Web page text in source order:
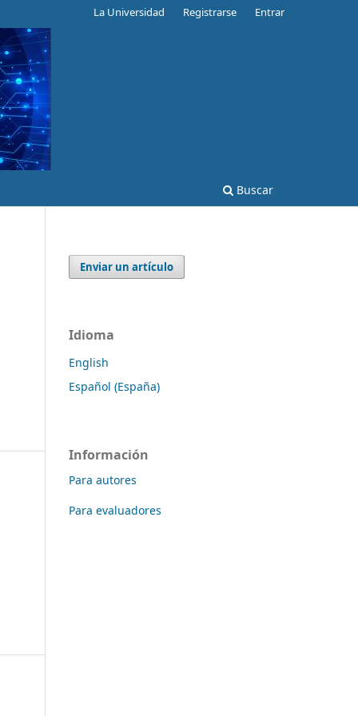
Buscar
La Universidad Registrarse Entrar
Enviar un artículo
Idioma
English
Español (España)
Información
Para autores
Para evaluadores